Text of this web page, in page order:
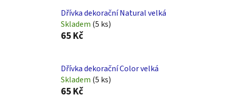
Dřívka dekorační Natural velká
Skladem (5 ks)
65 Kč
Dřívka dekorační Color velká
Skladem (5 ks)
65 Kč